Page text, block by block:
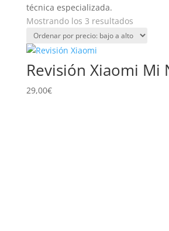
técnica especializada.
Mostrando los 3 resultadosOrdenado
por
a
Revisión Xiaomi Mi
29,00€